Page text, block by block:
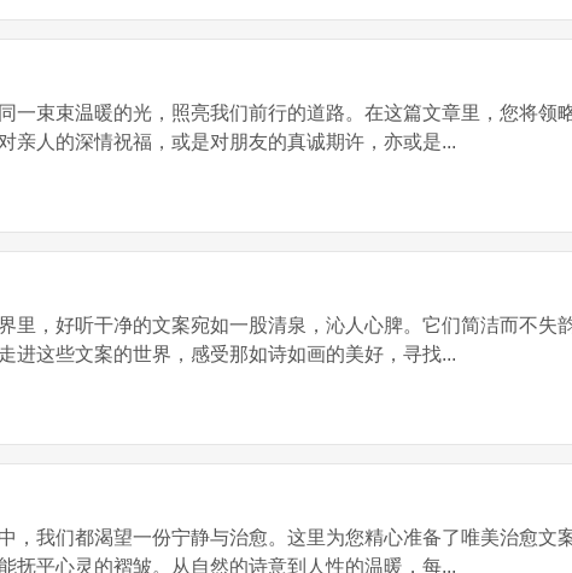
一束束温暖的光，照亮我们前行的道路。在这篇文章里，您将领
亲人的深情祝福，或是对朋友的真诚期许，亦或是...
里，好听干净的文案宛如一股清泉，沁人心脾。它们简洁而不失
进这些文案的世界，感受那如诗如画的美好，寻找...
，我们都渴望一份宁静与治愈。这里为您精心准备了唯美治愈文
抚平心灵的褶皱。从自然的诗意到人性的温暖，每...